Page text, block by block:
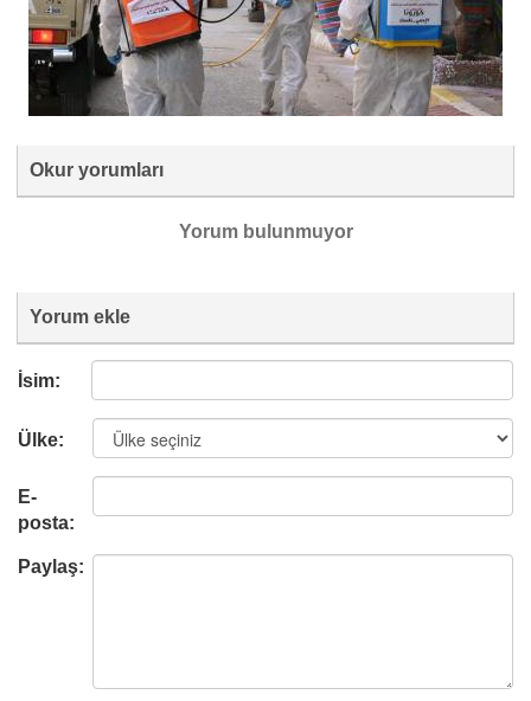
Okur yorumları
Yorum bulunmuyor
Yorum ekle
İsim:
Ülke:
E-
posta:
Paylaş: